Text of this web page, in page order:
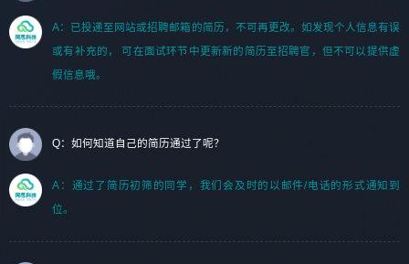
A：已投递至网站或招聘邮箱的简历，不可再更改。如发现个人信息有误
或有补充的， 可在面试环节中更新新的简历至招聘官，但不可以提供虚
假信息哦。
Q：如何知道自己的简历通过了呢？
A：通过了简历初筛的同学，我们会及时的以邮件/电话的形式通知到
位。